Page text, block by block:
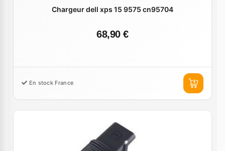
Chargeur dell xps 15 9575 cn95704
68,90 €
En stock France